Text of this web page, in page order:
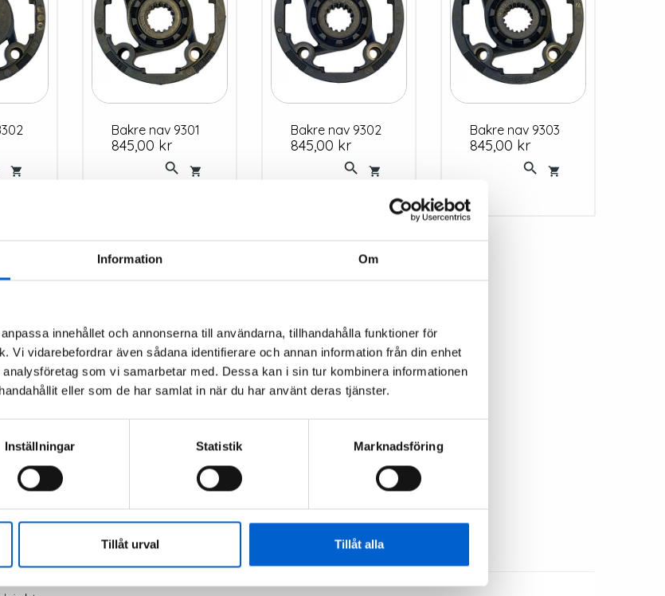
Information Om
innehållet och annonserna till användarna, tillhandahålla funktioner för
Vi vidarebefordrar även sådana identifierare och annan information från din enhet
som vi samarbetar med. Dessa kan i sin tur kombinera informationen
eller som de har samlat in när du har använt deras tjänster.
Inställningar Statistik Marknadsföring
Tillåt urval Tillåt alla

Bakre nav 9301
Pris
845,00 kr


Bakre nav 9302
Pris
845,00 kr


Bakre nav 9303
Pris
845,00 kr



Bakre nav 9312

Bakre nav 9313
